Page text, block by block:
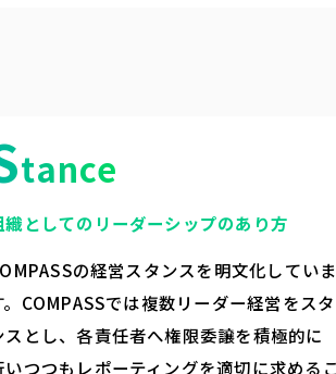
tance
織としてのリーダーシップのあり方
の経営スタンスを明文化していま
。COMPASSでは複数リーダー経営をスタ
スとし、各責任者へ権限委譲を積極的に
いつつもレポーティングを適切に求めるこ